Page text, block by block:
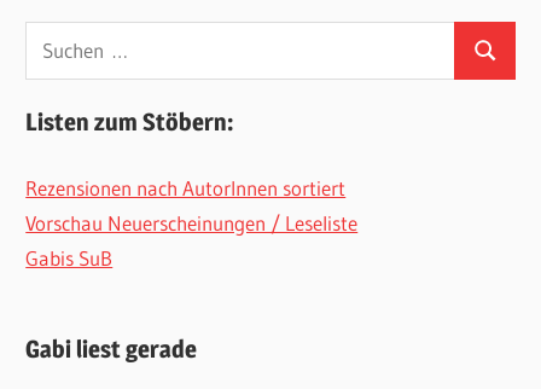
Suchen
nach:
Suchen
Listen zum Stöbern:
Rezensionen nach AutorInnen sortiert
Vorschau Neuerscheinungen / Leseliste
Gabis SuB
Gabi liest gerade